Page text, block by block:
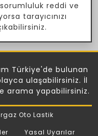
reddi ve
tarayıcınızı
Türkiye'de bulunan
ulaşabilirsiniz. İl
arama yapabilirsiniz.
Oto Lastik
Yasal Uyarılar